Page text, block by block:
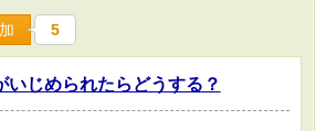
5
いじめられたらどうする？